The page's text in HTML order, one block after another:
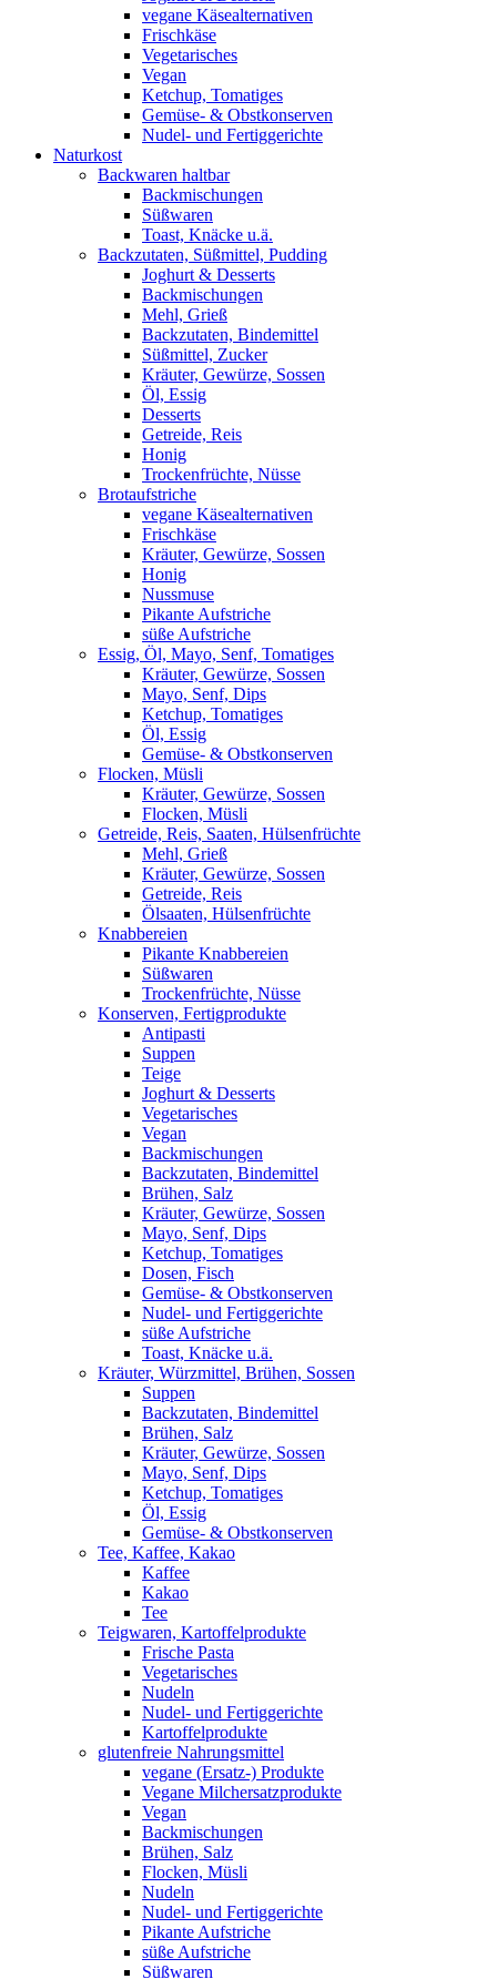
vegane Käsealternativen
Frischkäse
Vegetarisches
Vegan
Ketchup, Tomatiges
Gemüse- & Obstkonserven
Nudel- und Fertiggerichte
Naturkost
Backwaren haltbar
Backmischungen
Süßwaren
Toast, Knäcke u.ä.
Backzutaten, Süßmittel, Pudding
Joghurt & Desserts
Backmischungen
Mehl, Grieß
Backzutaten, Bindemittel
Süßmittel, Zucker
Kräuter, Gewürze, Sossen
Öl, Essig
Desserts
Getreide, Reis
Honig
Trockenfrüchte, Nüsse
Brotaufstriche
vegane Käsealternativen
Frischkäse
Kräuter, Gewürze, Sossen
Honig
Nussmuse
Pikante Aufstriche
süße Aufstriche
Essig, Öl, Mayo, Senf, Tomatiges
Kräuter, Gewürze, Sossen
Mayo, Senf, Dips
Ketchup, Tomatiges
Öl, Essig
Gemüse- & Obstkonserven
Flocken, Müsli
Kräuter, Gewürze, Sossen
Flocken, Müsli
Getreide, Reis, Saaten, Hülsenfrüchte
Mehl, Grieß
Kräuter, Gewürze, Sossen
Getreide, Reis
Ölsaaten, Hülsenfrüchte
Knabbereien
Pikante Knabbereien
Süßwaren
Trockenfrüchte, Nüsse
Konserven, Fertigprodukte
Antipasti
Suppen
Teige
Joghurt & Desserts
Vegetarisches
Vegan
Backmischungen
Backzutaten, Bindemittel
Brühen, Salz
Kräuter, Gewürze, Sossen
Mayo, Senf, Dips
Ketchup, Tomatiges
Dosen, Fisch
Gemüse- & Obstkonserven
Nudel- und Fertiggerichte
süße Aufstriche
Toast, Knäcke u.ä.
Kräuter, Würzmittel, Brühen, Sossen
Suppen
Backzutaten, Bindemittel
Brühen, Salz
Kräuter, Gewürze, Sossen
Mayo, Senf, Dips
Ketchup, Tomatiges
Öl, Essig
Gemüse- & Obstkonserven
Tee, Kaffee, Kakao
Kaffee
Kakao
Tee
Teigwaren, Kartoffelprodukte
Frische Pasta
Vegetarisches
Nudeln
Nudel- und Fertiggerichte
Kartoffelprodukte
glutenfreie Nahrungsmittel
vegane (Ersatz-) Produkte
Vegane Milchersatzprodukte
Vegan
Backmischungen
Brühen, Salz
Flocken, Müsli
Nudeln
Nudel- und Fertiggerichte
Pikante Aufstriche
süße Aufstriche
Süßwaren